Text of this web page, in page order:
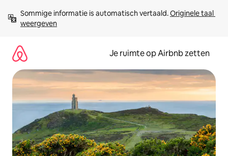
direct
naar
Sommige informatie is automatisch vertaald. Originele taal
weergeven
Je ruimte op Airbnb zetten